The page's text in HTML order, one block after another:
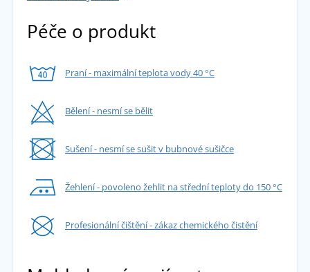
Péče o produkt
Praní - maximální teplota vody 40 °C
Bělení - nesmí se bělit
Sušení - nesmí se sušit v bubnové sušičce
Žehlení - povoleno žehlit na střední teploty do 150 °C
Profesionální čištění - zákaz chemického čistění